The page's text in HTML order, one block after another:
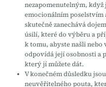
nezapomenutelným,
emocionálním poselstvím
skutečně zanechává
úsilí, které do výběru a
k tomu, abyste našli
odpovídá její osobnosti a
který jí můžete dát.
V konečném důsledku
neuvěřitelného pouta,